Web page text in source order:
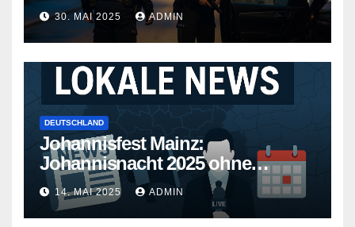
30. MAI 2025 ADMIN
DEUTSCHLAND
Johannisfest Mainz:
Johannisnacht 2025 ohne
Feuerwerk
14. MAI 2025 ADMIN